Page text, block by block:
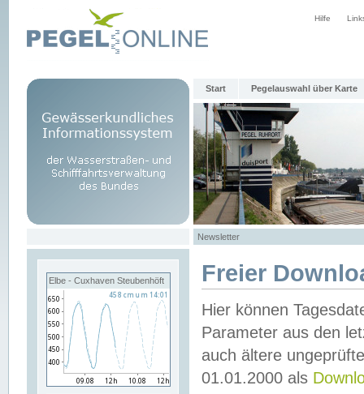
Hilfe
Start Pegelauswahl über Karte
Newsletter
Elbe - Cuxhaven Steubenhöft Freier
Hier können
Parameter aus den
auch ältere
01.01.2000 als